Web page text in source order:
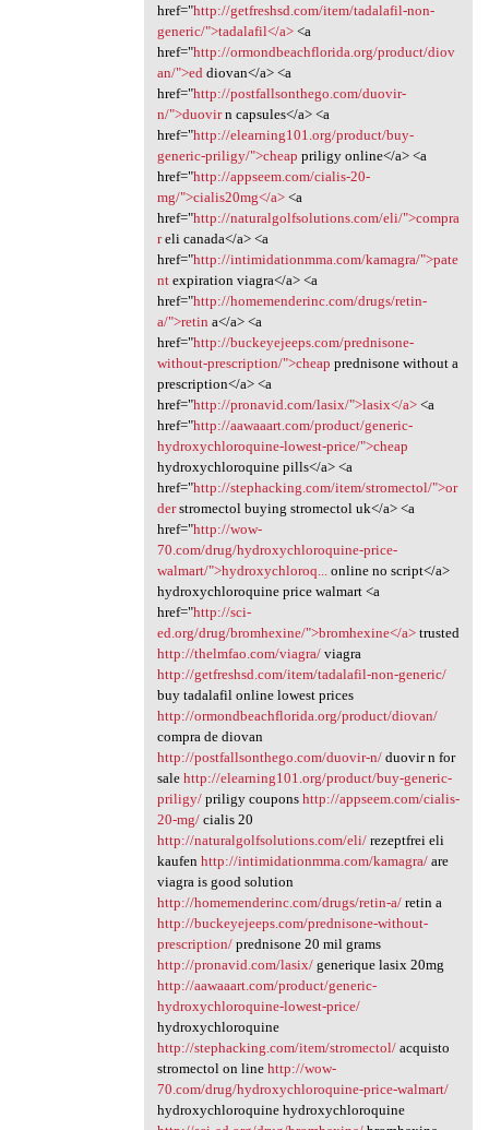
href="http://getfreshsd.com/item/tadalafil-non-
generic/">tadalafil</a><a
href="http://ormondbeachflorida.org/product/diov
an/">eddiovan</a> <a
href="http://postfallsonthego.com/duovir-
n/">duovirn capsules</a> <a
href="http://elearning101.org/product/buy-
generic-priligy/">cheap priligy online</a> <a
href="http://appseem.com/cialis-20-
mg/">cialis20mg</a><a
href="http://naturalgolfsolutions.com/eli/">compra
reli canada</a> <a
href="http://intimidationmma.com/kamagra/">pate
ntexpiration viagra</a> <a
href="http://homemenderinc.com/drugs/retin-
a/">retin a</a> <a
href="http://buckeyejeeps.com/prednisone-
without-prescription/">cheap prednisone without a
prescription</a> <a
href="http://pronavid.com/lasix/">lasix</a><a
href="http://aawaaart.com/product/generic-
hydroxychloroquine-lowest-price/">cheap
hydroxychloroquine pills</a> <a
href="http://stephacking.com/item/stromectol/">or
derstromectol buying stromectol uk</a> <a
href="http://wow-
70.com/drug/hydroxychloroquine-price-
walmart/">hydroxychloroq...online no script</a>
hydroxychloroquine price walmart <a
href="http://sci-
ed.org/drug/bromhexine/">bromhexine</a>trusted
http://thelmfao.com/viagra/viagra
http://getfreshsd.com/item/tadalafil-non-generic/
buy tadalafil online lowest prices
http://ormondbeachflorida.org/product/diovan/
compra de diovan
http://postfallsonthego.com/duovir-n/duovir n for
sale http://elearning101.org/product/buy-generic-
priligy/priligy coupons http://appseem.com/cialis-
20-mg/cialis 20
http://naturalgolfsolutions.com/eli/rezeptfrei eli
kaufen http://intimidationmma.com/kamagra/are
viagra is good solution
http://homemenderinc.com/drugs/retin-a/retin a
http://buckeyejeeps.com/prednisone-without-
prescription/prednisone 20 mil grams
http://pronavid.com/lasix/generique lasix 20mg
http://aawaaart.com/product/generic-
hydroxychloroquine-lowest-price/
hydroxychloroquine
http://stephacking.com/item/stromectol/acquisto
stromectol on line http://wow-
70.com/drug/hydroxychloroquine-price-walmart/
hydroxychloroquine hydroxychloroquine